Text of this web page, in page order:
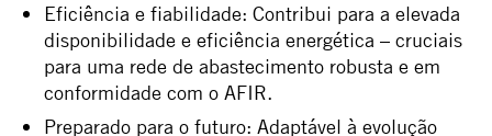
Eficiência e fiabilidade: Contribui para a elevada
disponibilidade e eficiência energética – cruciais
para uma rede de abastecimento robusta e em
conformidade com o AFIR.
Preparado para o futuro: Adaptável à evolução